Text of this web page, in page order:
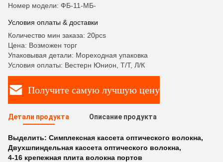
Номер модели: ФБ-11-МБ-
Условия оплаты & доставки
Количество мин заказа: 20pcs
Цена: Возможен торг
Упаковывая детали: Мореходная упаковка
Условия оплаты: Вестерн Юнион, Т/Т, Л/К
Получите самую лучшую цену
Детали продукта Описание продукта
Выделить: Симплексная кассета оптического волокна,
Двухшпиндельная кассета оптического волокна,
4-16 крепежная плита волокна портов